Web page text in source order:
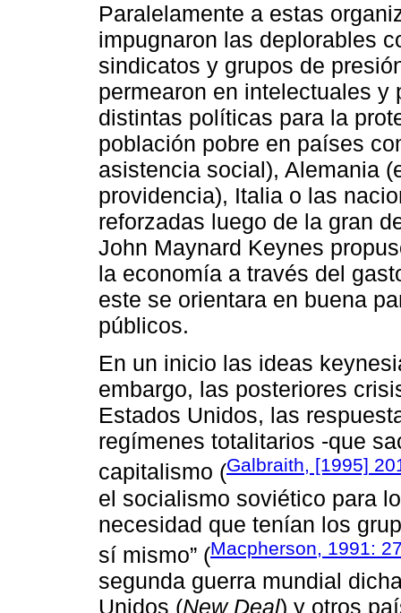
Paralelamente a estas
impugnaron las deplorables
sindicatos y grupos de
permearon en intelectuales
distintas políticas para la
población pobre en países
asistencia social), Alemania
providencia), Italia o las
reforzadas luego de la gran
John Maynard Keynes
la economía a través del
este se orientara en buena
públicos.
En un inicio las ideas
embargo, las posteriores
Estados Unidos, las
regímenes totalitarios -que
capitalismo (Galbraith, [1995]
el socialismo soviético para
necesidad que tenían los
sí mismo” (Macpherson, 1991:
segunda guerra mundial
Unidos (New Deal) y otros